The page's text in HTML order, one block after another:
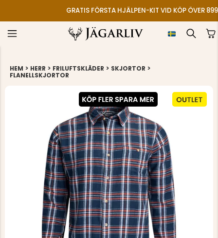
GRATIS FÖRSTA HJÄLPEN-KIT VID KÖP ÖVER
HEM > HERR > FRILUFTSKLÄDER > SKJORTOR >
FLANELLSKJORTOR